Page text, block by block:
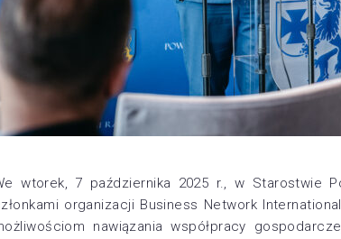
wtorek, 7 października 2025 r., w Starostwie
organizacji Business Network International
nawiązania współpracy